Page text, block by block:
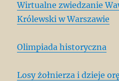
Wirtualne zwiedzanie
Królewski w Warszawie
Olimpiada historyczna
Losy żołnierza i dzieje